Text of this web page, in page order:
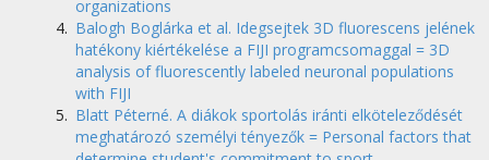
organizations
Balogh Boglárka et al. Idegsejtek 3D fluorescens jelének
hatékony kiértékelése a FIJI programcsomaggal = 3D
analysis of fluorescently labeled neuronal populations
with FIJI
Blatt Péterné. A diákok sportolás iránti elköteleződését
meghatározó személyi tényezők = Personal factors that